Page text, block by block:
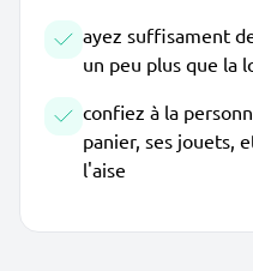
ayez suffisament
un peu plus que la
confiez à la
panier, ses jouets,
l'aise